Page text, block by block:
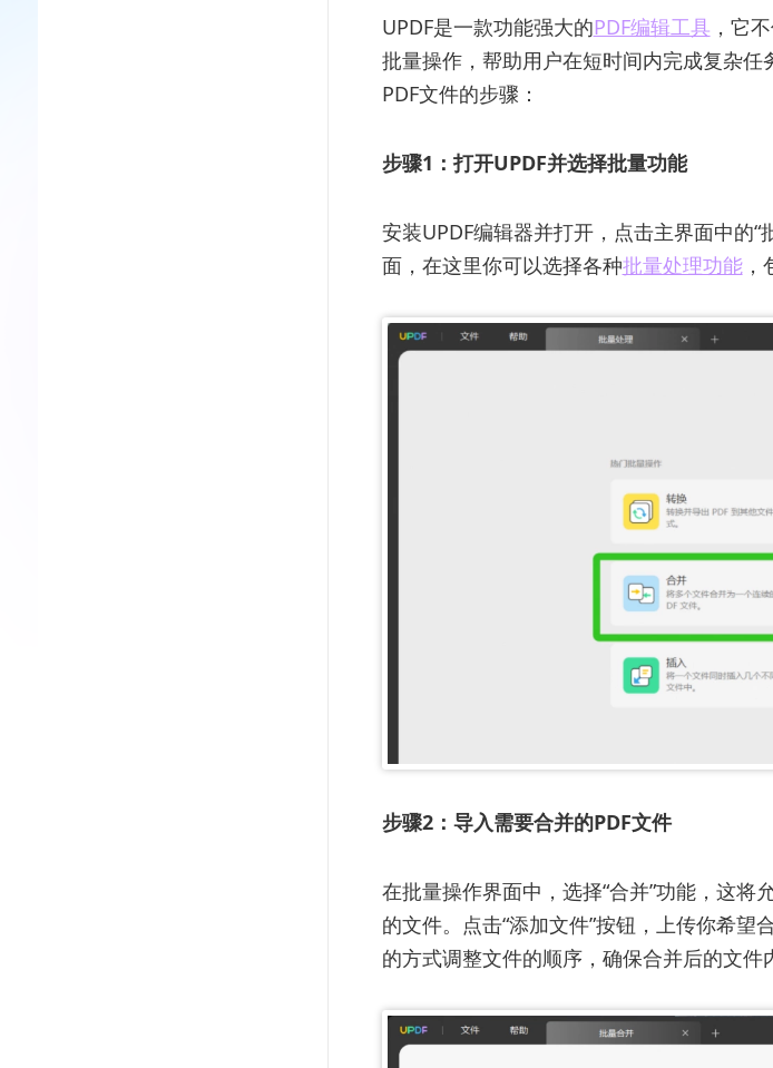
UPDF是一款功能强大的PDF编辑工具 ，它
批量操作，帮助用户在短时间内完成复杂
PDF文件的步骤：
步骤1：打开UPDF并选择批量功能
安装UPDF编辑器并打开，点击主界面中的
面，在这里你可以选择各种批量处理功能，
步骤2：导入需要合并的PDF文件
在批量操作界面中，选择“合并”功能，这将
的文件。点击“添加文件”按钮，上传你希望
的方式调整文件的顺序，确保合并后的文件